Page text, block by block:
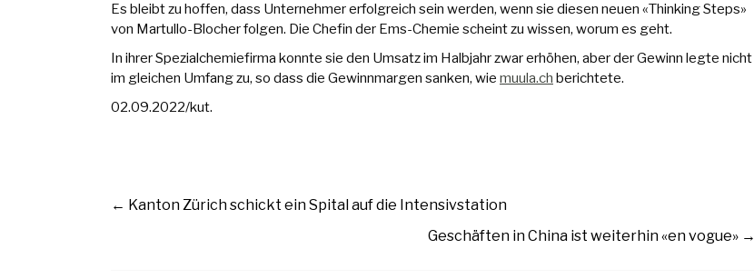
Es bleibt zu hoffen, dass Unternehmer erfolgreich sein werden, wenn sie diesen neuen «Thinking Steps»
von Martullo-Blocher folgen. Die Chefin der Ems-Chemie scheint zu wissen, worum es geht.
In ihrer Spezialchemiefirma konnte sie den Umsatz im Halbjahr zwar erhöhen, aber der Gewinn legte nicht
im gleichen Umfang zu, so dass die Gewinnmargen sanken, wie muula.ch berichtete.
02.09.2022/kut.
← Kanton Zürich schickt ein Spital auf die Intensivstation
Geschäften in China ist weiterhin «en vogue» →